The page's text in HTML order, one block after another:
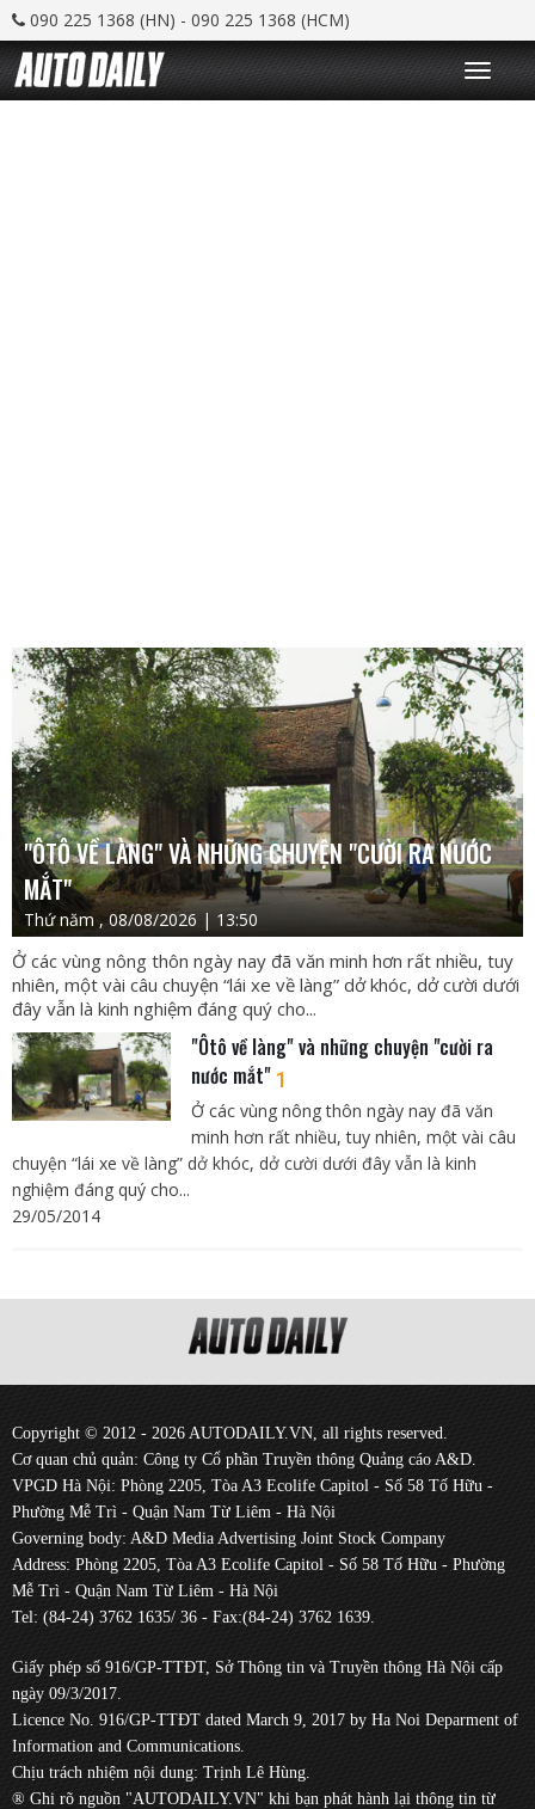
090 225 1368 (HN) - 090 225 1368 (HCM)
T
o
g
"ÔTÔ VỀ LÀNG" VÀ NHỮNG CHUYỆN "CƯỜI RA NƯỚC
MẮT"
Thứ năm , 08/08/2026 | 13:50
Ở các vùng nông thôn ngày nay đã văn minh hơn rất nhiều, tuy
nhiên, một vài câu chuyện “lái xe về làng” dở khóc, dở cười dưới
đây vẫn là kinh nghiệm đáng quý cho...
"Ôtô về làng" và những chuyện "cười ra
nước mắt" 1
Ở các vùng nông thôn ngày nay đã văn
minh hơn rất nhiều, tuy nhiên, một vài câu
chuyện “lái xe về làng” dở khóc, dở cười dưới đây vẫn là kinh
nghiệm đáng quý cho...
29/05/2014
Copyright © 2012 - 2026 AUTODAILY.VN, all rights reserved.
Cơ quan chủ quản: Công ty Cổ phần Truyền thông Quảng cáo A&D.
VPGD Hà Nội: Phòng 2205, Tòa A3 Ecolife Capitol - Số 58 Tố Hữu -
Phường Mễ Trì - Quận Nam Từ Liêm - Hà Nội
Governing body: A&D Media Advertising Joint Stock Company
Address: Phòng 2205, Tòa A3 Ecolife Capitol - Số 58 Tố Hữu - Phường
Mễ Trì - Quận Nam Từ Liêm - Hà Nội
Tel: (84-24) 3762 1635/ 36 - Fax:(84-24) 3762 1639.
Giấy phép số 916/GP-TTĐT, Sở Thông tin và Truyền thông Hà Nội cấp
ngày 09/3/2017.
Licence No. 916/GP-TTĐT dated March 9, 2017 by Ha Noi Deparment of
Information and Communications.
Chịu trách nhiệm nội dung: Trịnh Lê Hùng.
® Ghi rõ nguồn "AUTODAILY.VN" khi bạn phát hành lại thông tin từ